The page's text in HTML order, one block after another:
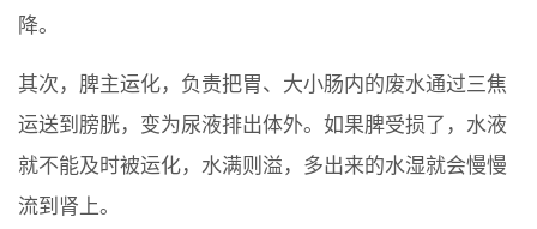
降。
其次，脾主运化，负责把胃、大小肠内的废水通过三焦
运送到膀胱，变为尿液排出体外。如果脾受损了，水液
就不能及时被运化，水满则溢，多出来的水湿就会慢慢
流到肾上。